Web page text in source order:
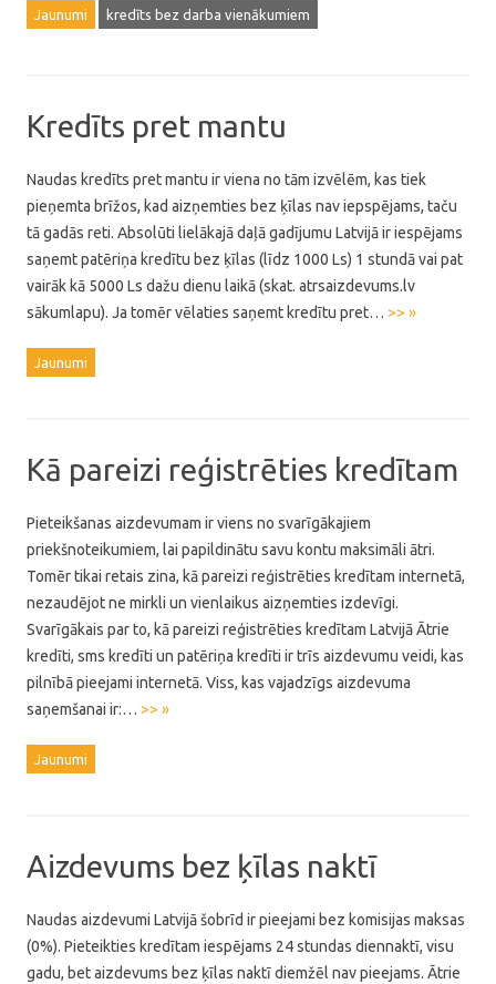
Jaunumi kredīts bez darba vienākumiem
Kredīts pret mantu
Naudas kredīts pret mantu ir viena no tām izvēlēm, kas tiek
pieņemta brīžos, kad aizņemties bez ķīlas nav iepspējams, taču
tā gadās reti. Absolūti lielākajā daļā gadījumu Latvijā ir iespējams
saņemt patēriņa kredītu bez ķīlas (līdz 1000 Ls) 1 stundā vai pat
vairāk kā 5000 Ls dažu dienu laikā (skat. atrsaizdevums.lv
sākumlapu). Ja tomēr vēlaties saņemt kredītu pret… >> »
Jaunumi
Kā pareizi reģistrēties kredītam
Pieteikšanas aizdevumam ir viens no svarīgākajiem
priekšnoteikumiem, lai papildinātu savu kontu maksimāli ātri.
Tomēr tikai retais zina, kā pareizi reģistrēties kredītam internetā,
nezaudējot ne mirkli un vienlaikus aizņemties izdevīgi.
Svarīgākais par to, kā pareizi reģistrēties kredītam Latvijā Ātrie
kredīti, sms kredīti un patēriņa kredīti ir trīs aizdevumu veidi, kas
pilnībā pieejami internetā. Viss, kas vajadzīgs aizdevuma
saņemšanai ir:… >> »
Jaunumi
Aizdevums bez ķīlas naktī
Naudas aizdevumi Latvijā šobrīd ir pieejami bez komisijas maksas
(0%). Pieteikties kredītam iespējams 24 stundas diennaktī, visu
gadu, bet aizdevums bez ķīlas naktī diemžēl nav pieejams. Ātrie